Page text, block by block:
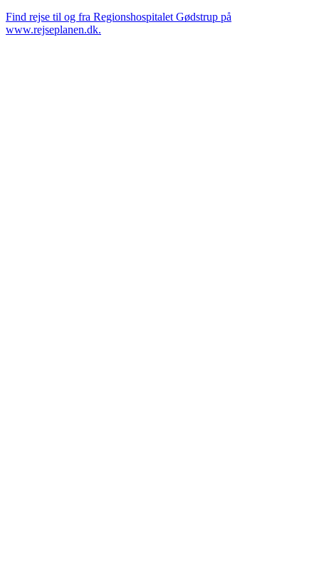
Find rejse til og fra Regionshospitalet Gødstrup på
www.rejseplanen.dk.